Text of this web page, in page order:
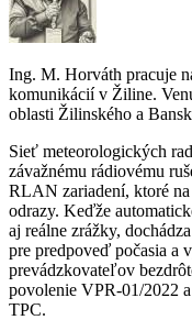
Ing. M. Horváth pracuje
komunikácií v Žiline.
oblasti Žilinského a
Sieť meteorologických
závažnému rádiovému
RLAN zariadení, ktoré
odrazy. Keďže
aj reálne zrážky,
pre predpoveď počasia a
prevádzkovateľov
povolenie VPR-01/2022
TPC.